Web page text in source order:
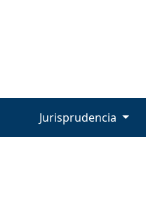
Jurisprudencia